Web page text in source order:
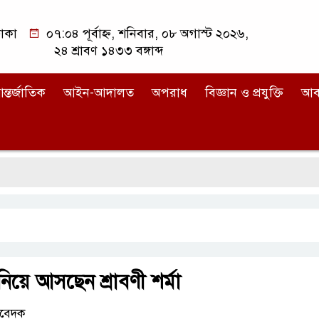
০৭:০৪ পূর্বাহ্ন, শনিবার, ০৮ অগাস্ট ২০২৬,
২৪ শ্রাবণ ১৪৩৩ বঙ্গাব্দ
আইন-আদালত অপরাধ বিজ্ঞান ও প্রযুক্তি
আসছেন শ্রাবণী শর্মা